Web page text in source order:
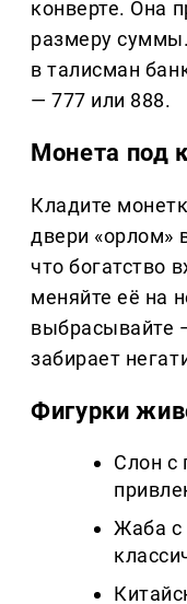
конверте. Она
размеру
в талисман
— 777 или 888.
Монета под
Кладите
двери «орлом»
что богатство
меняйте её на
выбрасывайте
забирает
Фигурки
Слон с
Жаба с